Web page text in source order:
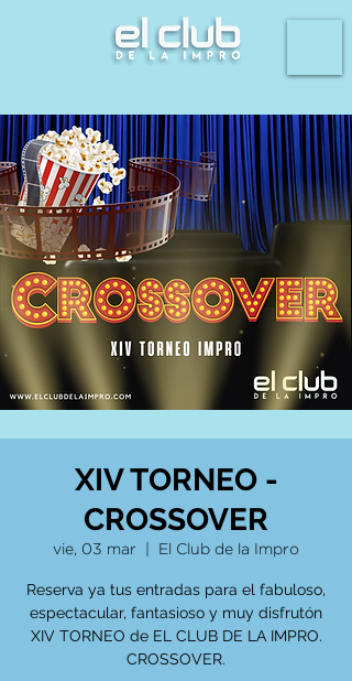
XIV TORNEO -
CROSSOVER
vie, 03 mar El Club de la Impro
Reserva ya tus entradas para el fabuloso,
espectacular, fantasioso y muy disfrutón
XIV TORNEO de EL CLUB DE LA IMPRO.
CROSSOVER.